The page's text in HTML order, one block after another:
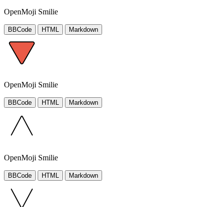
OpenMoji Smilie
BBCode HTML Markdown
OpenMoji Smilie
BBCode HTML Markdown
OpenMoji Smilie
BBCode HTML Markdown